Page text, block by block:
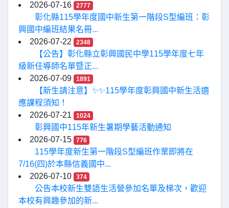
2026-07-16 2777
彰化縣115學年度國中新生第一階段S型編班：彰
興國中編班結果名冊...
2026-07-22
2348
【公告】彰化縣立彰興國民中學115學年度七年
級新任導師名單暨正...
2026-07-09
1891
【新生請注意】✨✨115學年度彰興國中新生活適
應課程須知！
2026-07-21
1024
彰興國中115年新生暑期學藝活動通知
2026-07-15
776
115學年度新生第一階段S型編班作業即將在
7/16(四)於本縣信義國中...
2026-07-10
374
公告本校新生雙語生活營參加名單及梯次，歡迎
本校有興趣參加的新...